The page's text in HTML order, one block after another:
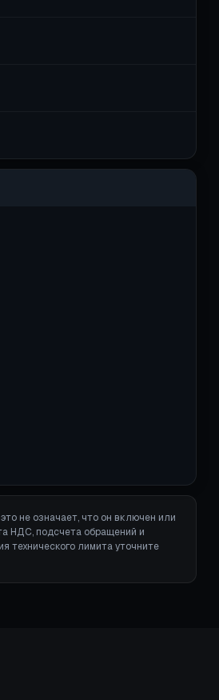
не означает, что он включен или
НДС, подсчета обращений и
технического лимита уточните